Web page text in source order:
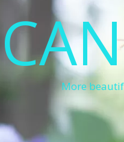
More